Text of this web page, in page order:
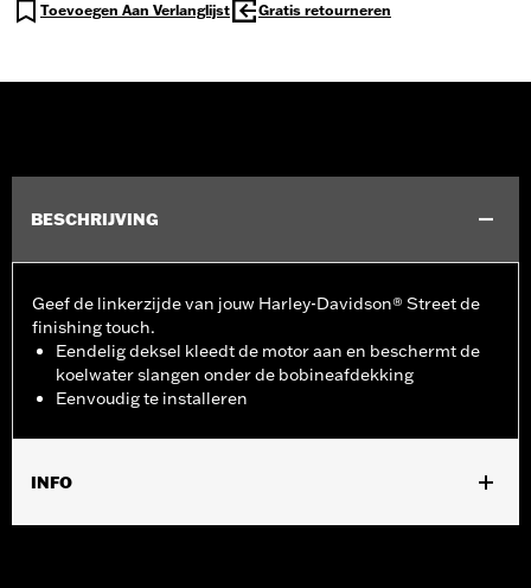
Toevoegen Aan Verlanglijst Gratis retourneren
BESCHRIJVING
Geef de linkerzijde van jouw Harley-Davidson® Street de
finishing touch.
Eendelig deksel kleedt de motor aan en beschermt de
koelwater slangen onder de bobineafdekking
Eenvoudig te installeren
INFO